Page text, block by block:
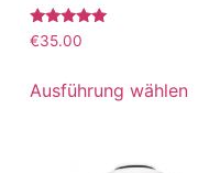
Bewertet
mit
von 5
€35.00
Ausführung wählen